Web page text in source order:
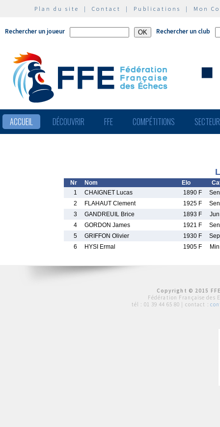
Plan du site | Contact | Publications | Mon
Rechercher un joueur Rechercher un club
ACCUEIL DÉCOUVRIR FFE COMPÉTITIONS
Nr Nom Elo
1
CHAIGNET Lucas 1890 F
2
FLAHAUT Clement 1925 F
3
GANDREUIL Brice 1893 F
4
GORDON James 1921 F
5
GRIFFON Olivier 1930 F
6
HYSI Ermal 1905 F
Copyright © 2015
Fédération Française des
tél : 01 39 44 65 80 | contact :